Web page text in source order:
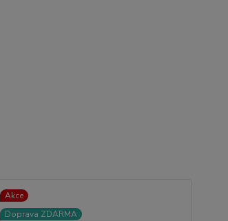
Akce
Doprava ZDARMA